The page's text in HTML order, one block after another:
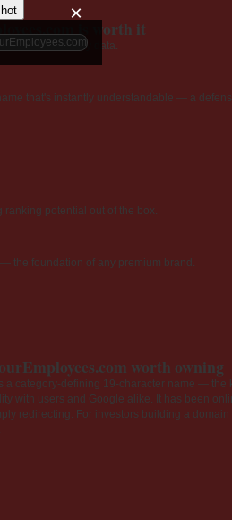
×
is worth it
verified third-party data.
that's instantly understandable — a
ranking potential out of the box.
the foundation of any premium brand.
worth owning
a category-defining 19-character name — the
with users and Google alike. It has been
redirecting. For investors building a